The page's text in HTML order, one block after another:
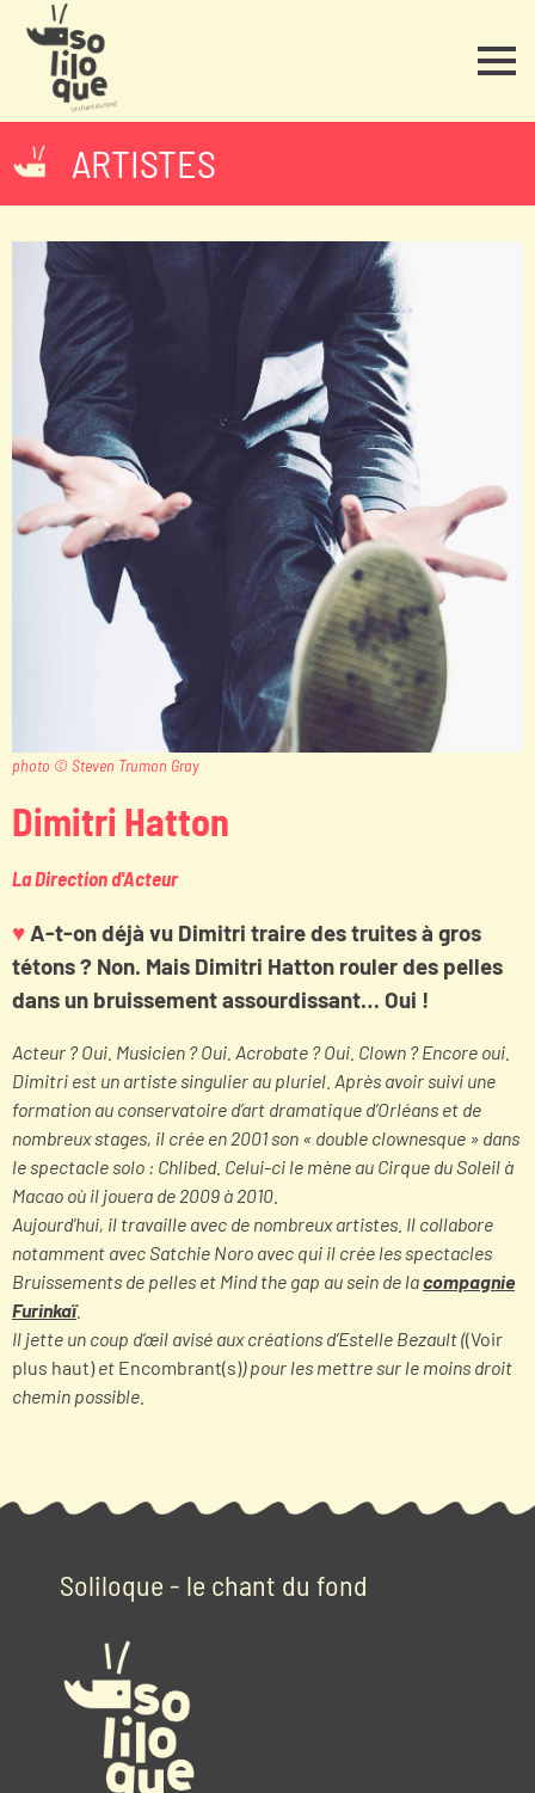
ARTISTES
photo © Steven Trumon Gray
Dimitri Hatton
La Direction d'Acteur
♥ A-t-on déjà vu Dimitri traire des truites à gros
tétons ? Non. Mais Dimitri Hatton rouler des pelles
dans un bruissement assourdissant… Oui !
Acteur ? Oui. Musicien ? Oui. Acrobate ? Oui. Clown ? Encore oui.
Dimitri est un artiste singulier au pluriel. Après avoir suivi une
formation au conservatoire d’art dramatique d’Orléans et de
nombreux stages, il crée en 2001 son « double clownesque » dans
le spectacle solo : Chlibed. Celui-ci le mène au Cirque du Soleil à
Macao où il jouera de 2009 à 2010.
Aujourd’hui, il travaille avec de nombreux artistes. Il collabore
notamment avec Satchie Noro avec qui il crée les spectacles
Bruissements de pelles et Mind the gap au sein de lacompagnie
Furinkaï.
Il jette un coup d’œil avisé aux créations d’Estelle Bezault ((Voir
plus haut)et Encombrant(s)) pour les mettre sur le moins droit
chemin possible.
Soliloque - le chant du fond